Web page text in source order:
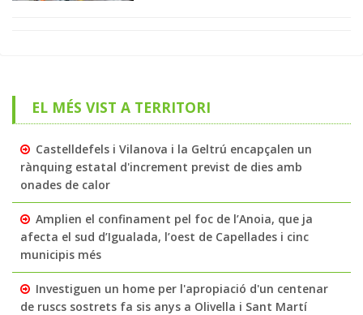
EL MÉS VIST A TERRITORI
Castelldefels i Vilanova i la Geltrú encapçalen un
rànquing estatal d'increment previst de dies amb
onades de calor
Amplien el confinament pel foc de l’Anoia, que ja
afecta el sud d’Igualada, l’oest de Capellades i cinc
municipis més
Investiguen un home per l'apropiació d'un centenar
de ruscs sostrets fa sis anys a Olivella i Sant Martí